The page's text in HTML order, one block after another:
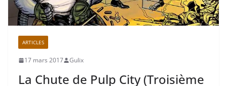
ARTICLES
17 mars 2017 Gulix
La Chute de Pulp City (Troisième